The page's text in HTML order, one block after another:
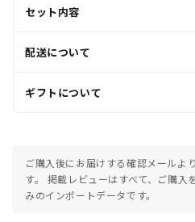
セット内容
配送について
ギフトについて
ご購入後にお届けする確認メールよ
す。 掲載レビューはすべて、ご購入
みのインポートデータです。